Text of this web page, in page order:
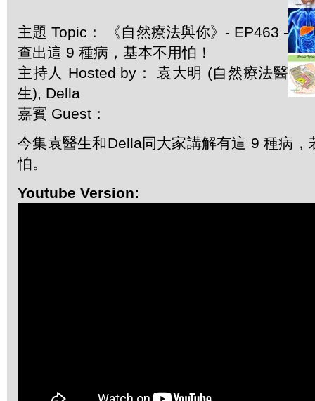
主題 Topic： 《自然療法與你》- EP463 -
查出這 9 種病，基本不用怕！
主持人 Hosted by： 袁大明 (自然療法醫
生), Della
嘉賓 Guest：
今集袁醫生和Della同大家講解有這 9 種病，
怕。
Youtube Version: